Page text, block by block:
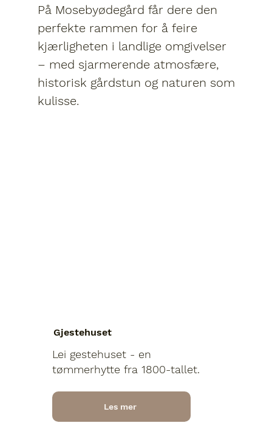
På Mosebyødegård får dere den
perfekte rammen for å feire
kjærligheten i landlige omgivelser
– med sjarmerende atmosfære,
historisk gårdstun og naturen som
kulisse.
Gjestehuset
Lei gestehuset - en
tømmerhytte fra 1800-tallet.
Les mer